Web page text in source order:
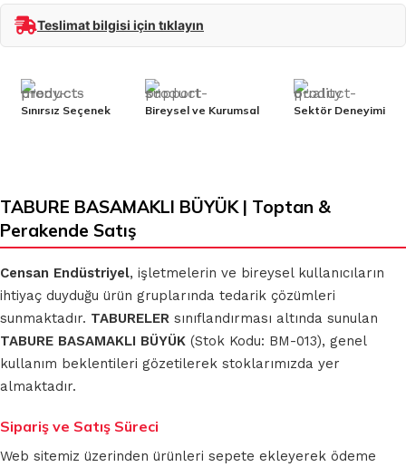
Teslimat bilgisi için tıklayın
Sınırsız Seçenek Bireysel ve Kurumsal Sektör Deneyimi
TABURE BASAMAKLI BÜYÜK | Toptan &
Perakende Satış
Censan Endüstriyel, işletmelerin ve bireysel kullanıcıların
ihtiyaç duyduğu ürün gruplarında tedarik çözümleri
sunmaktadır. TABURELER sınıflandırması altında sunulan
TABURE BASAMAKLI BÜYÜK (Stok Kodu: BM-013), genel
kullanım beklentileri gözetilerek stoklarımızda yer
almaktadır.
Sipariş ve Satış Süreci
Web sitemiz üzerinden ürünleri sepete ekleyerek ödeme